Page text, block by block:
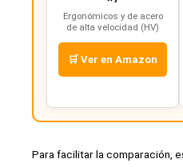
Ergonómicos y de acero
de alta velocidad (HV)
🛒 Ver en Amazon
Para facilitar la comparación,